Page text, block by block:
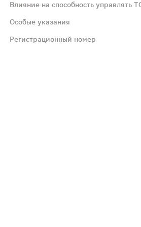
в соответствии
Влияние на способность управлять
Особые указания
Регистрационный номер